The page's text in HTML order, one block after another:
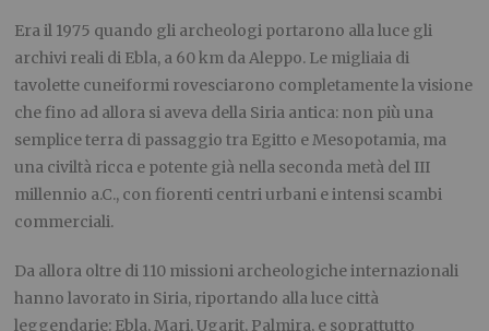
Era il 1975 quando gli archeologi portarono alla luce gli
archivi reali di Ebla, a 60 km da Aleppo. Le migliaia di
tavolette cuneiformi rovesciarono completamente la visione
che fino ad allora si aveva della Siria antica: non più una
semplice terra di passaggio tra Egitto e Mesopotamia, ma
una civiltà ricca e potente già nella seconda metà del III
millennio a.C., con fiorenti centri urbani e intensi scambi
commerciali.
Da allora oltre di 110 missioni archeologiche internazionali
hanno lavorato in Siria, riportando alla luce città
leggendarie: Ebla, Mari, Ugarit, Palmira, e soprattutto